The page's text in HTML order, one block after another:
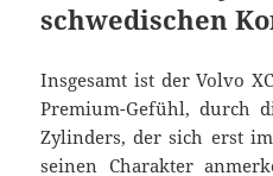
schwedischen
Insgesamt ist der Volvo
Premium-Gefühl, durch
Zylinders, der sich erst
seinen Charakter